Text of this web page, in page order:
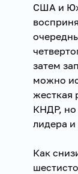
США и
затем
можно
жесткая
КНДР, но
лидера
Как